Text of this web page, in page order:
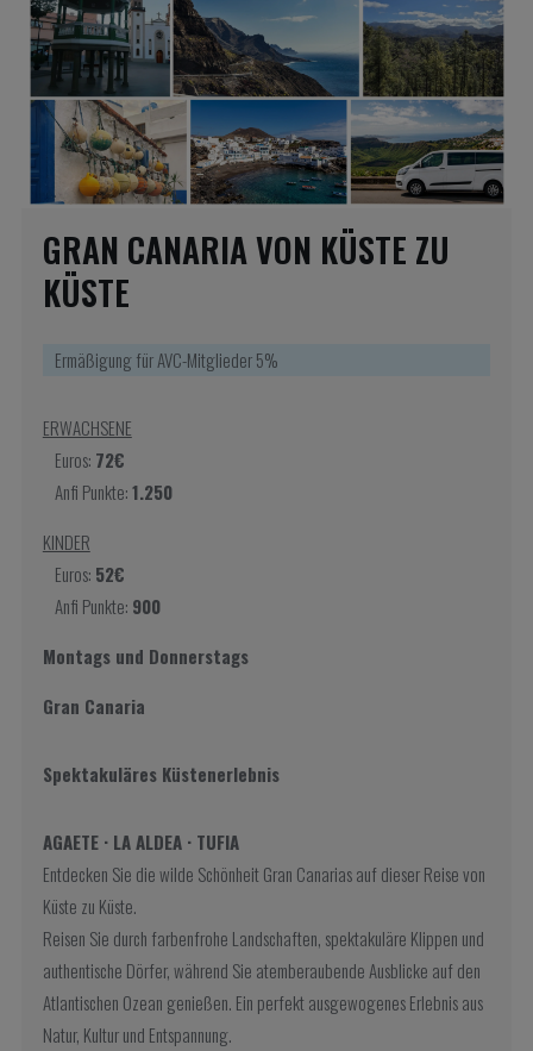
GRAN CANARIA VON KÜSTE ZU
KÜSTE
Ermäßigung für AVC-Mitglieder 5%
ERWACHSENE
Euros: 72€
Anfi Punkte:1.250
KINDER
Euros: 52€
Anfi Punkte: 900
Montags und Donnerstags
Gran Canaria
Spektakuläres Küstenerlebnis
AGAETE · LA ALDEA · TUFIA
Entdecken Sie die wilde Schönheit Gran Canarias auf dieser Reise von
Küste zu Küste.
Reisen Sie durch farbenfrohe Landschaften, spektakuläre Klippen und
authentische Dörfer, während Sie atemberaubende Ausblicke auf den
Atlantischen Ozean genießen. Ein perfekt ausgewogenes Erlebnis aus
Natur, Kultur und Entspannung.